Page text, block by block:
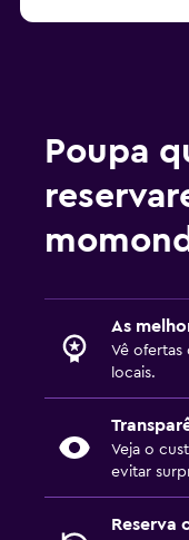
Poupa
As
Vê ofertas
locais.
Veja o
evitar
Reserva